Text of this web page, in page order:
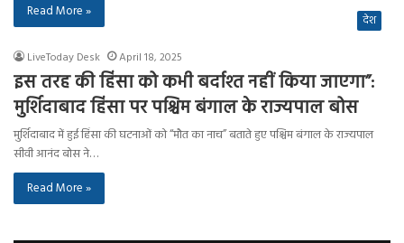
Read More »
देश
LiveToday Desk April 18, 2025
इस तरह की हिंसा को कभी बर्दाश्त नहीं किया जाएगा”:
मुर्शिदाबाद हिंसा पर पश्चिम बंगाल के राज्यपाल बोस
मुर्शिदाबाद में हुई हिंसा की घटनाओं को “मौत का नाच” बताते हुए पश्चिम बंगाल के राज्यपाल
सीवी आनंद बोस ने…
Read More »